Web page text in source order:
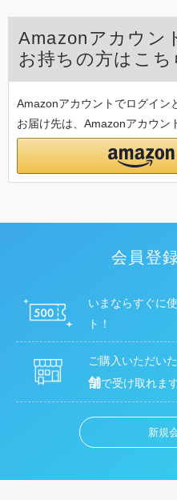
Amazonアカウン
お持ちの方はこち
Amazonアカウントでログイン
お届け先は、Amazonアカウン
会員登
いまならすぐに
ト！
ご購入いただい
舗で受け取れま
新規